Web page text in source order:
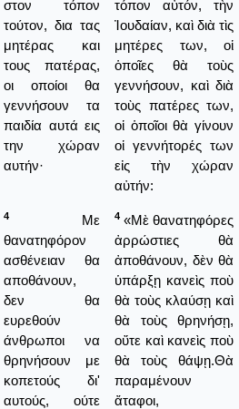
στον τόπον
τούτον, δια τας
μητέρας και
τους πατέρας,
οι οποίοι θα
γεννήσουν τα
παιδία αυτά εις
την χώραν
αυτήν·
τόπον αὐτόν, τὴν
Ἰουδαίαν, καὶ διὰ τὶς
μητέρες των, οἱ
ὁποῖες θὰ τοὺς
γεννήσουν, καὶ διὰ
τοὺς πατέρες των,
οἱ ὁποῖοι θὰ γίνουν
οἱ γεννήτορές των
εἰς τὴν χώραν
αὐτήν:
4
Με
θανατηφόρον
ασθένειαν θα
αποθάνουν,
δεν θα
ευρεθούν
άνθρωποι να
θρηνήσουν με
κοπετούς δι'
αυτούς, ούτε
4 «Μὲ θανατηφόρες
ἀρρώστιες θὰ
ἀποθάνουν, δὲν θὰ
ὑπάρξῃ κανεὶς ποὺ
θὰ τοὺς κλαύσῃ καὶ
θὰ τοὺς θρηνήσῃ,
οὔτε καὶ κανεὶς ποὺ
θὰ τοὺς θάψῃ.Θὰ
παραμένουν
ἄταφοι,